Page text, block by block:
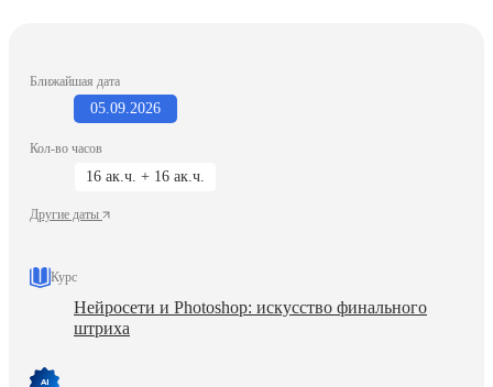
Ближайшая дата
05.09.2026
Кол-во часов
16 ак.ч. + 16 ак.ч.
Другие даты
Курс
Нейросети и Photoshop: искусство финального
штриха